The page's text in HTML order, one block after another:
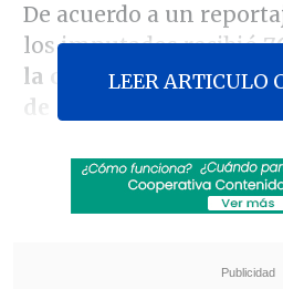
De acuerdo a un
los imputados recibió
la cuenta de la
de $550 millones
Revisa también
Tras despedida de "Hay
LEER ARTICULO